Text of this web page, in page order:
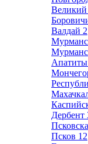
Валдай 2
Апатиты
Дербент
Псков 12